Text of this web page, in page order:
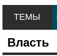
ТЕМЫ
Власть